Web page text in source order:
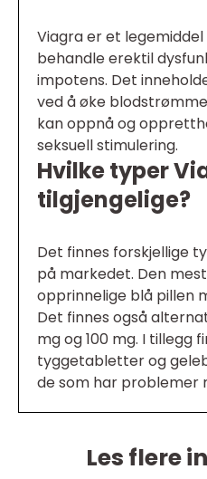
Viagra er et
behandle erektil
impotens. Det
ved å øke
kan oppnå og
seksuell stimulering.
Hvilke typer
tilgjengelige?
Det finnes forskjellige
på markedet. Den
opprinnelige blå pillen
Det finnes også
mg og 100 mg. I tillegg
tyggetabletter og
de som har problemer
Les flere